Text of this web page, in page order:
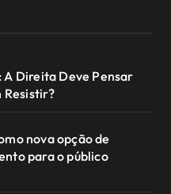
A Direita Deve Pensar
Resistir?
nova opção de
para o público